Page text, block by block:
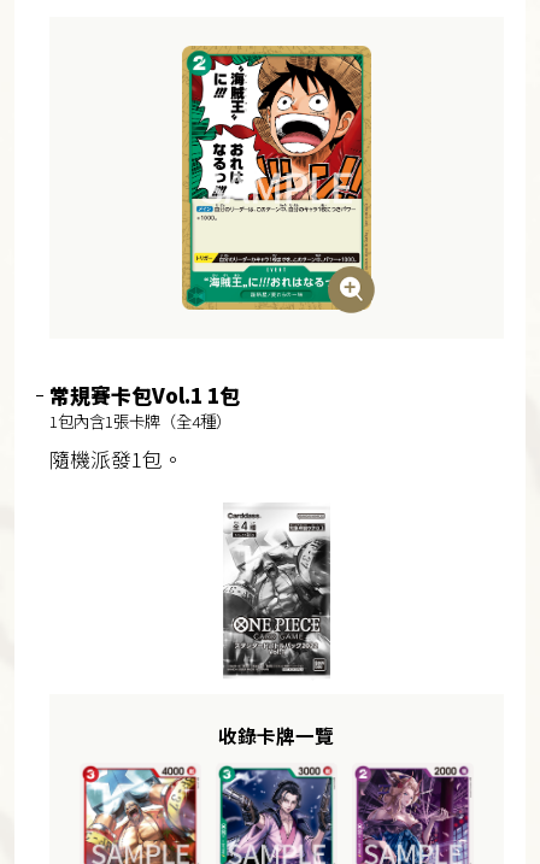
常規賽卡包Vol.1 1包
1包內含1張卡牌（全4種）
隨機派發1包。
收錄卡牌一覽